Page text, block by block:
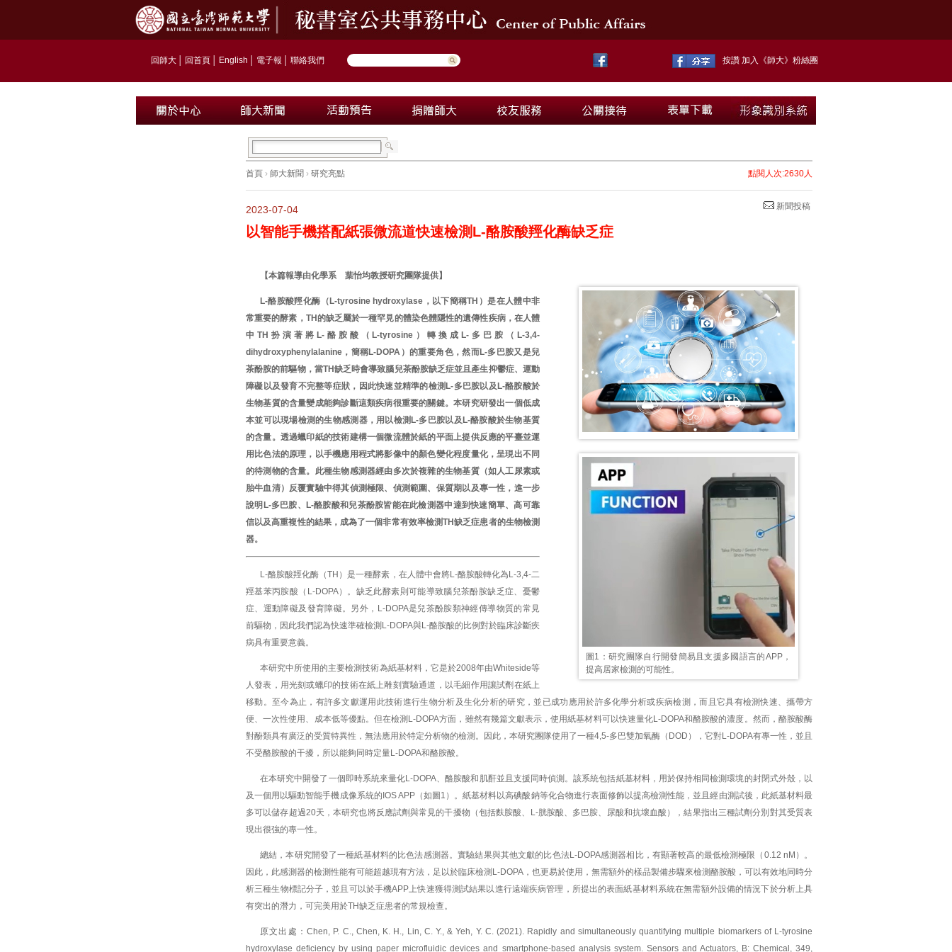
回師大 回首頁 English 電子報 聯絡我們 按讚 加入《師大》粉絲團
首頁 › 師大新聞 › 研究亮點 點閱人次:2630人
新聞投稿
2023-07-04
以智能手機搭配紙張微流道快速檢測L-酪胺酸羥化酶缺乏症
圖1：研究團隊自行開發簡易且支援多國語言的APP，
提高居家檢測的可能性。
【本篇報導由化學系 葉怡均教授研究團隊提供】
L-酪胺酸羥化酶（L-tyrosine hydroxylase，以下簡稱TH）是在人體中非
常重要的酵素，TH的缺乏屬於一種罕見的體染色體隱性的遺傳性疾病，在人體
中TH扮演著將L-酪胺酸（L-tyrosine）轉換成L-多巴胺（L-3,4-
dihydroxyphenylalanine，簡稱L-DOPA）的重要角色，然而L-多巴胺又是兒
茶酚胺的前驅物，當TH缺乏時會導致腦兒茶酚胺缺乏症並且產生抑鬱症、運動
障礙以及發育不完整等症狀，因此快速並精準的檢測L-多巴胺以及L-酪胺酸於
生物基質的含量變成能夠診斷這類疾病很重要的關鍵。本研究研發出一個低成
本並可以現場檢測的生物感測器，用以檢測L-多巴胺以及L-酪胺酸於生物基質
的含量。透過蠟印紙的技術建構一個微流體於紙的平面上提供反應的平臺並運
用比色法的原理，以手機應用程式將影像中的顏色變化程度量化，呈現出不同
的待測物的含量。此種生物感測器經由多次於複雜的生物基質（如人工尿素或
胎牛血清）反覆實驗中得其偵測極限、偵測範圍、保質期以及專一性，進一步
說明L-多巴胺、L-酪胺酸和兒茶酚胺皆能在此檢測器中達到快速簡單、高可靠
信以及高重複性的結果，成為了一個非常有效率檢測TH缺乏症患者的生物檢測
器。
L-酪胺酸羥化酶（TH）是一種酵素，在人體中會將L-酪胺酸轉化為L-3,4-二
羥基苯丙胺酸（L-DOPA）。缺乏此酵素則可能導致腦兒茶酚胺缺乏症、憂鬱
症、運動障礙及發育障礙。另外，L-DOPA是兒茶酚胺類神經傳導物質的常見
前驅物，因此我們認為快速準確檢測L-DOPA與L-酪胺酸的比例對於臨床診斷疾
病具有重要意義。
本研究中所使用的主要檢測技術為紙基材料，它是於2008年由Whiteside等
人發表，用光刻或蠟印的技術在紙上雕刻實驗通道，以毛細作用讓試劑在紙上
移動。至今為止，有許多文獻運用此技術進行生物分析及生化分析的研究，並已成功應用於許多化學分析或疾病檢測，而且它具有檢測快速、攜帶方
便、一次性使用、成本低等優點。但在檢測L-DOPA方面，雖然有幾篇文獻表示，使用紙基材料可以快速量化L-DOPA和酪胺酸的濃度。然而，酪胺酸酶
對酚類具有廣泛的受質特異性，無法應用於特定分析物的檢測。因此，本研究團隊使用了一種4,5-多巴雙加氧酶（DOD），它對L-DOPA有專一性，並且
不受酪胺酸的干擾，所以能夠同時定量L-DOPA和酪胺酸。
在本研究中開發了一個即時系統來量化L-DOPA、酪胺酸和肌酐並且支援同時偵測。該系統包括紙基材料，用於保持相同檢測環境的封閉式外殼，以
及一個用以驅動智能手機成像系統的IOS APP（如圖1）。紙基材料以高碘酸鈉等化合物進行表面修飾以提高檢測性能，並且經由測試後，此紙基材料最
多可以儲存超過20天，本研究也將反應試劑與常見的干擾物（包括麩胺酸、L-胱胺酸、多巴胺、尿酸和抗壞血酸），結果指出三種試劑分別對其受質表
現出很強的專一性。
總結，本研究開發了一種紙基材料的比色法感測器。實驗結果與其他文獻的比色法L-DOPA感測器相比，有顯著較高的最低檢測極限（0.12 nM）。
因此，此感測器的檢測性能有可能超越現有方法，足以於臨床檢測L-DOPA，也更易於使用，無需額外的樣品製備步驟來檢測酪胺酸，可以有效地同時分
析三種生物標記分子，並且可以於手機APP上快速獲得測試結果以進行遠端疾病管理，所提出的表面紙基材料系統在無需額外設備的情況下於分析上具
有突出的潛力，可完美用於TH缺乏症患者的常規檢查。
原文出處：Chen, P. C., Chen, K. H., Lin, C. Y., & Yeh, Y. C. (2021). Rapidly and simultaneously quantifying multiple biomarkers of L-tyrosine
hydroxylase deficiency by using paper microfluidic devices and smartphone-based analysis system. Sensors and Actuators, B: Chemical, 349,